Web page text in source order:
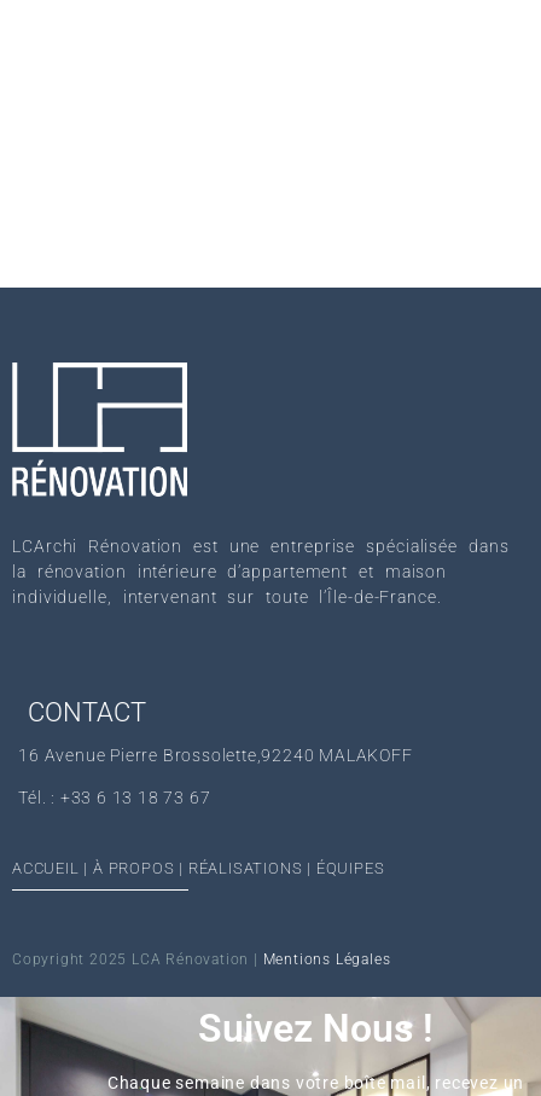
LCArchi Rénovation est une entreprise spécialisée dans
la rénovation intérieure d’appartement et maison
individuelle, intervenant sur toute l’Île-de-France.
CONTACT
16 Avenue Pierre Brossolette,92240 MALAKOFF
Tél. : +33 6 13 18 73 67‬
ACCUEIL |À PROPOS | RÉALISATIONS | ÉQUIPES
Copyright 2025 LCA Rénovation | Mentions Légales
Suivez Nous !
Chaque semaine dans votre boîte mail, recevez un